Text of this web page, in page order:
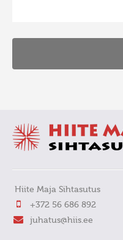
Hiite Maja Sihtasutus
+372 56 686 892
juhatus@hiis.ee